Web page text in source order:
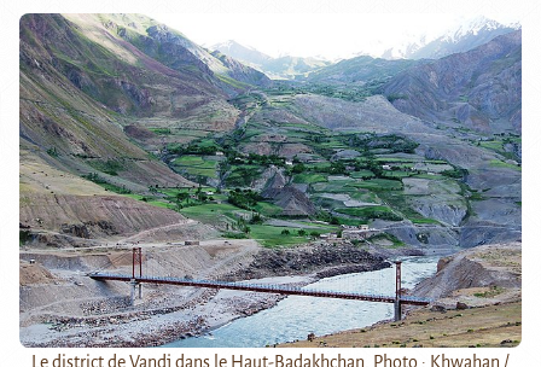
Le district de Vandj dans le Haut-Badakhchan. Photo : Khwahan /